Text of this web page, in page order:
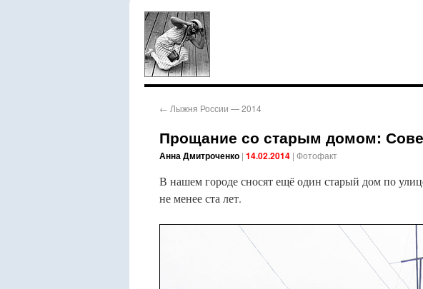
← Лыжня России — 2014
Прощание со старым домом:
Анна Дмитроченко | 14.02.2014 | Фотофакт
В нашем городе сносят ещё один старый дом по
не менее ста лет.